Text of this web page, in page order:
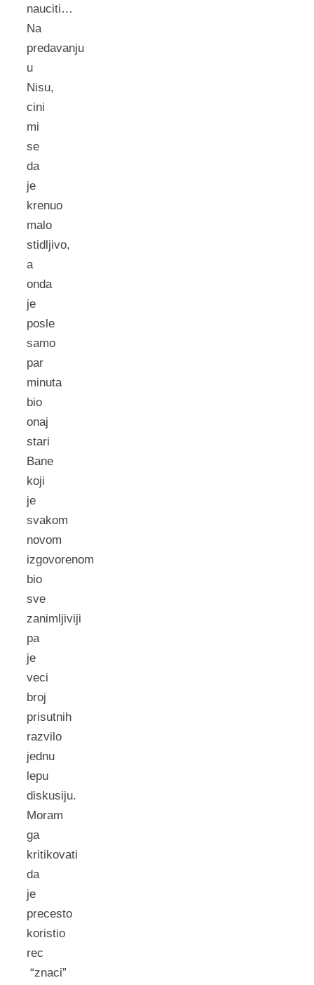
nauciti…
Na
predavanju
u
Nisu,
cini
mi
se
da
je
krenuo
malo
stidljivo,
a
onda
je
posle
samo
par
minuta
bio
onaj
stari
Bane
koji
je
svakom
novom
izgovorenom
bio
sve
zanimljiviji
pa
je
veci
broj
prisutnih
razvilo
jednu
lepu
diskusiju.
Moram
ga
kritikovati
da
je
precesto
koristio
rec
“znaci”